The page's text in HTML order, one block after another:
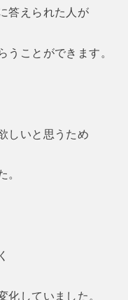
答えられた人が
うことができます。
しいと思うため
。
化していました。